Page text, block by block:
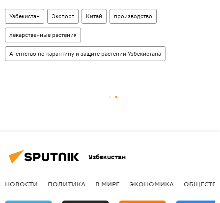
Узбекистан Экспорт Китай производство
лекарственные растения
Агентство по карантину и защите растений Узбекистана
Узбекистан
НОВОСТИ ПОЛИТИКА В МИРЕ ЭКОНОМИКА